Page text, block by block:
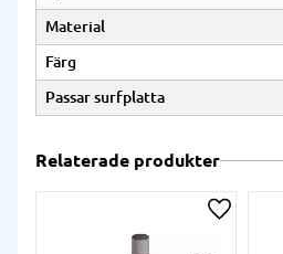
Material
Färg
Passar surfplatta
Relaterade produkter
Lägg till